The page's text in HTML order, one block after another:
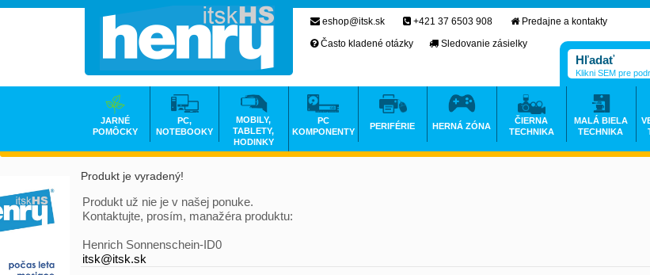
Produkt je vyradený!
Produkt už nie je v našej ponuke.
Kontaktujte, prosím, manažéra produktu:
Henrich Sonnenschein-ID0
itsk@itsk.sk
eshop@itsk.sk +421 37 6503 908
Predajne a kontakty
Často kladené otázky
Sledovanie zásielky
Klikni SEM pre
JARNÉ
POMÔCKY
PC,
NOTEBOOKY
MOBILY,
TABLETY,
HODINKY
PC
KOMPONENTY
PERIFÉRIE HERNÁ ZÓNA
ČIERNA
TECHNIKA
MALÁ BIELA
TECHNIKA